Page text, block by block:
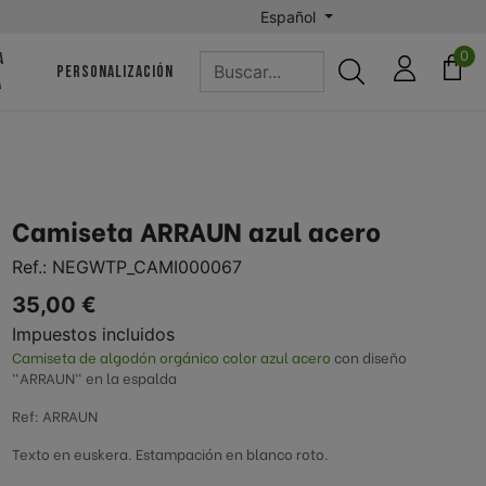
Español
- Koxtape Hondarribia Arraun Elkartea
ARC | Asociación de Remo del
| Oriamendi
Pilota | Altzatarra Kirol
PERSONALIZACIÓN
0
Camiseta ARRAUN azul acero
Ref.: NEGWTP_CAMI000067
35,00 €
Impuestos incluidos
Camiseta de algodón orgánico color azul acero con diseño
"ARRAUN" en la espalda
Ref: ARRAUN
Texto en euskera. Estampación en blanco roto.